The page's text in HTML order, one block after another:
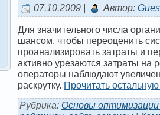
07.10.2009 | Автор:
Для значительного числа
шансом, чтобы переоценить
проанализировать затраты и
активно урезаются затраты
операторы наблюдают
раскрутку. Прочитать
Рубрика: Основы